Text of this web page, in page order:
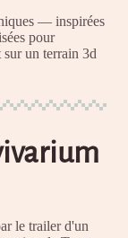
— inspirées
pour
un terrain 3d
le trailer d'un